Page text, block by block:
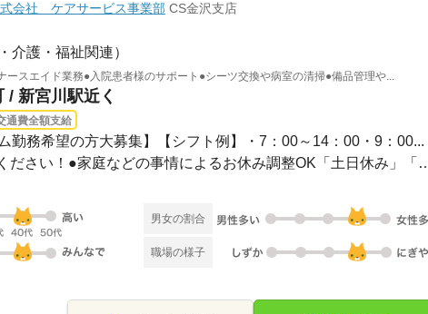
会社 ケアサービス事業部 CS金沢支店
介護・福祉関連）
ースエイド業務●入院患者様のサポート●シーツ交換や病室の清掃●備品管理や...
/ 新宮川駅近く
通費全額支給
勤務希望の方大募集】【シフト例】・7：00～14：00・9：00...
●希望のお休みをご相談ください！●家庭などの事
男女の割合
職場の様子